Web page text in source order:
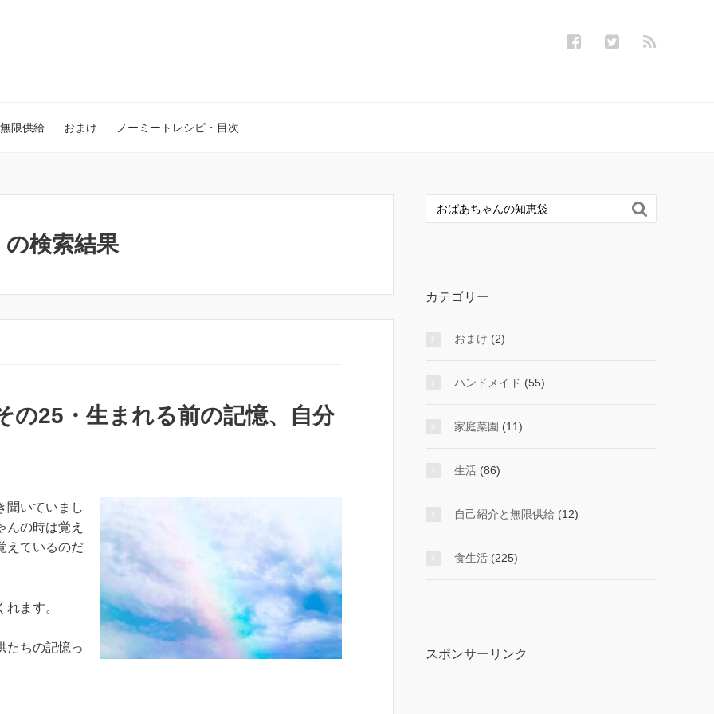
限供給 おまけ ノーミートレシピ・目次
検索結果
の25・生まれる前の記憶、自分
聞いていまし
んの時は覚え
えているのだ
ます。
たちの記憶っ

カテゴリー
おまけ (2)
ハンドメイド (55)
家庭菜園 (11)
生活 (86)
自己紹介と無限供給 (12)
食生活 (225)
スポンサーリンク